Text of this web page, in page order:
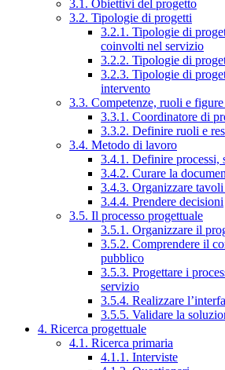
3.1. Obiettivi del progetto
3.2. Tipologie di progetti
3.2.1. Tipologie di
coinvolti nel servizio
3.2.2. Tipologie di
3.2.3. Tipologie di
intervento
3.3. Competenze, ruoli e
3.3.1. Coordinatore di
3.3.2. Definire ruoli e
3.4. Metodo di lavoro
3.4.1. Definire processi,
3.4.2. Curare la
3.4.3. Organizzare
3.4.4. Prendere decisioni
3.5. Il processo progettuale
3.5.1. Organizzare il
3.5.2. Comprendere il
pubblico
3.5.3. Progettare i
servizio
3.5.4. Realizzare
3.5.5. Validare la
4. Ricerca progettuale
4.1. Ricerca primaria
4.1.1. Interviste